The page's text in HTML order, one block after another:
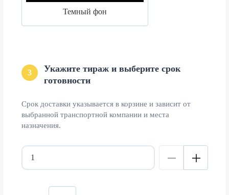
Темный фон
3
Укажите тираж и выберите срок
готовности
Срок доставки указывается в корзине и зависит от
выбранной транспортной компании и места
назначения.